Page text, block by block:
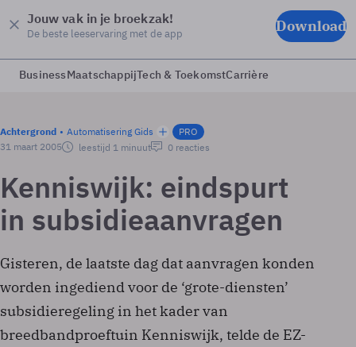
Jouw vak in je broekzak!
De beste leeservaring met de app Download
BusinessMaatschappijTech & ToekomstCarrière
Achtergrond Automatisering Gids
PRO
31 maart 2005
leestijd 1 minuut 0 reacties
Kenniswijk: eindspurt
in subsidieaanvragen
Gisteren, de laatste dag dat aanvragen konden
worden ingediend voor de ‘grote-diensten’
subsidieregeling in het kader van
breedbandproeftuin Kenniswijk, telde de EZ-